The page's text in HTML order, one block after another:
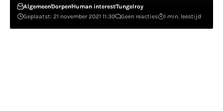
AlgemeenDorpenHuman interestTungelroy
Geplaatst: 21 november 2021 11:30
Geen reacties 1 min. leestijd